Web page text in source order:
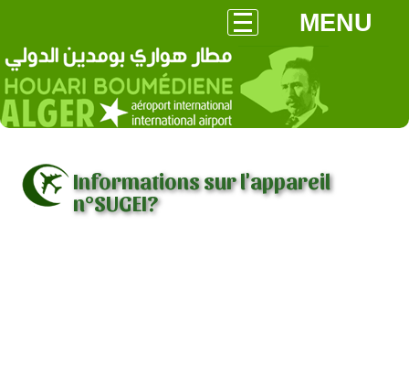
MENU
Informations sur l'appareil
n°SUGEI?